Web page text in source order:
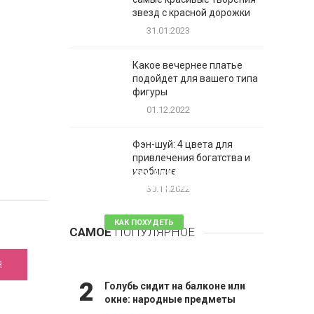
звезд с красной дорожки
31.01.2023
Какое вечернее платье
подойдет для вашего типа
фигуры
01.12.2022
Фэн-шуй: 4 цвета для
привлечения богатства и
изобилие
30.11.2022
САМОЕПОПУЛЯРНОЕ
Таблетки для похудения -
обзор эффективных и
КАК ПОХУДЕТЬ
81 комментарий
2
Голубь сидит на балконе или
окне: народные предметы